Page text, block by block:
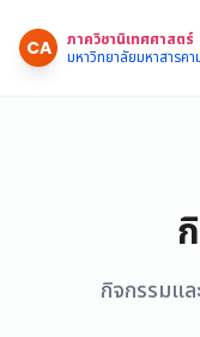
CA
ภาควิชานิเทศศาสตร์
มหาวิทยาลัยมหาสารคา
กิจกรรมแล